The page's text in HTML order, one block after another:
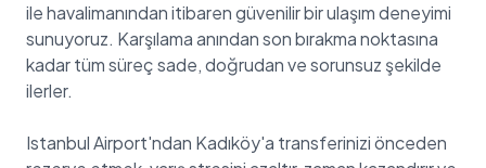
ile havalimanından itibaren güvenilir bir ulaşım deneyimi
sunuyoruz. Karşılama anından son bırakma noktasına
kadar tüm süreç sade, doğrudan ve sorunsuz şekilde
ilerler.
Istanbul Airport'ndan Kadıköy'a transferinizi önceden